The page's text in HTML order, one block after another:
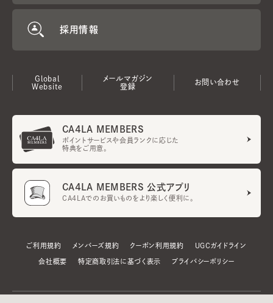
採用情報
Global
Website
メールマガジン
登録
お問い合わせ
CA4LA MEMBERS
ポイントサービスや会員ランクに応じた
特典をご用意。
CA4LA MEMBERS 公式アプリ
CA4LAでのお買いものをより楽しく便利に。
ご利用規約 メンバーズ規約 クーポン利用規約 UGCガイドライン
会社概要 特定商取引法に基づく表示 プライバシーポリシー